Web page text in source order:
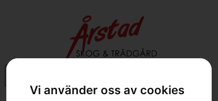
Vi använder oss av cookies